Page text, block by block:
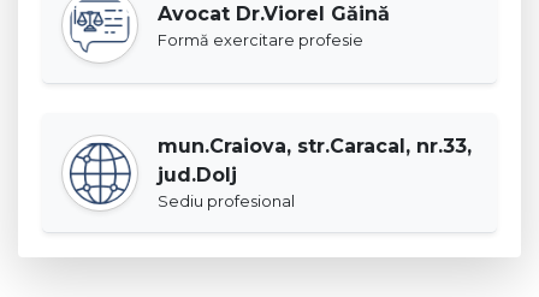
Avocat Dr.Viorel Găină
Formă exercitare profesie
mun.Craiova, str.Caracal, nr.33,
jud.Dolj
Sediu profesional